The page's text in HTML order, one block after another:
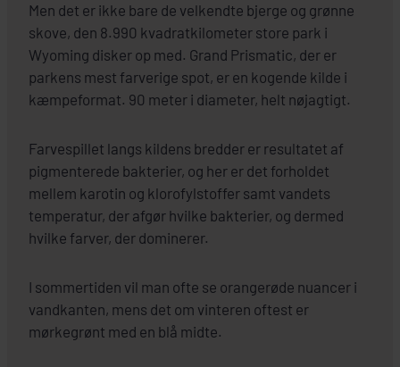
Men det er ikke bare de velkendte bjerge og grønne
skove, den 8.990 kvadratkilometer store park i
Wyoming disker op med. Grand Prismatic, der er
parkens mest farverige spot, er en kogende kilde i
kæmpeformat. 90 meter i diameter, helt nøjagtigt.
Farvespillet langs kildens bredder er resultatet af
pigmenterede bakterier, og her er det forholdet
mellem karotin og klorofylstoffer samt vandets
temperatur, der afgør hvilke bakterier, og dermed
hvilke farver, der dominerer.
I sommertiden vil man ofte se orangerøde nuancer i
vandkanten, mens det om vinteren oftest er
mørkegrønt med en blå midte.